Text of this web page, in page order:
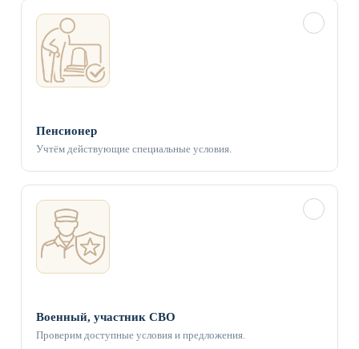
Пенсионер
Учтём действующие специальные условия.
Военный, участник СВО
Проверим доступные условия и предложения.